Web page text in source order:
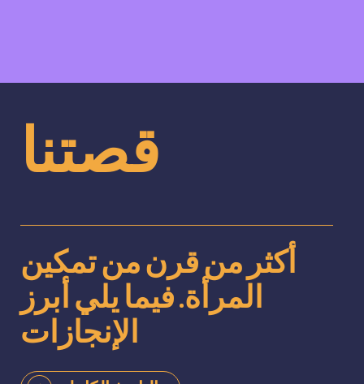
قصتنا
أكثر من قرن من تمكين
المرأة. فيما يلي أبرز
الإنجازات